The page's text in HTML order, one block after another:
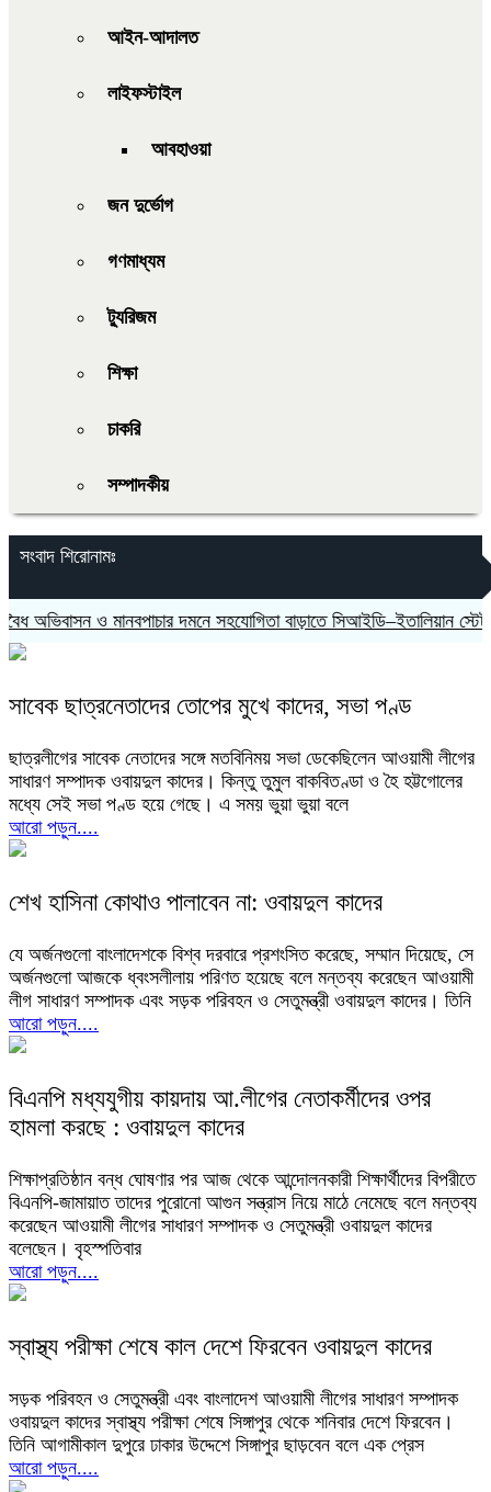
আইন-আদালত
লাইফস্টাইল
আবহাওয়া
জন দুর্ভোগ
গণমাধ্যম
ট্যুরিজম
শিক্ষা
চাকরি
সম্পাদকীয়
সংবাদ শিরোনামঃ
ও মানবপাচার দমনে সহযোগিতা বাড়াতে সিআইডি–ইতালিয়ান স্টেট
সাবেক ছাত্রনেতাদের তোপের মুখে কাদের, সভা পণ্ড
ছাত্রলীগের সাবেক নেতাদের সঙ্গে মতবিনিময় সভা ডেকেছিলেন আওয়ামী লীগের
সাধারণ সম্পাদক ওবায়দুল কাদের। কিন্তু তুমুল বাকবিতণ্ডা ও হৈ হট্টগোলের
মধ্যে সেই সভা পণ্ড হয়ে গেছে। এ সময় ভুয়া ভুয়া বলে
আরো পড়ুন....
শেখ হাসিনা কোথাও পালাবেন না: ওবায়দুল কাদের
যে অর্জনগুলো বাংলাদেশকে বিশ্ব দরবারে প্রশংসিত করেছে, সম্মান দিয়েছে, সে
অর্জনগুলো আজকে ধ্বংসলীলায় পরিণত হয়েছে বলে মন্তব্য করেছেন আওয়ামী
লীগ সাধারণ সম্পাদক এবং সড়ক পরিবহন ও সেতুমন্ত্রী ওবায়দুল কাদের। তিনি
আরো পড়ুন....
বিএনপি মধ্যযুগীয় কায়দায় আ.লীগের নেতাকর্মীদের ওপর
হামলা করছে : ওবায়দুল কাদের
শিক্ষাপ্রতিষ্ঠান বন্ধ ঘোষণার পর আজ থেকে আন্দোলনকারী শিক্ষার্থীদের বিপরীতে
বিএনপি-জামায়াত তাদের পুরোনো আগুন সন্ত্রাস নিয়ে মাঠে নেমেছে বলে মন্তব্য
করেছেন আওয়ামী লীগের সাধারণ সম্পাদক ও সেতুমন্ত্রী ওবায়দুল কাদের
বলেছেন। বৃহস্পতিবার
আরো পড়ুন....
স্বাস্থ্য পরীক্ষা শেষে কাল দেশে ফিরবেন ওবায়দুল কাদের
সড়ক পরিবহন ও সেতুমন্ত্রী এবং বাংলাদেশ আওয়ামী লীগের সাধারণ সম্পাদক
ওবায়দুল কাদের স্বাস্থ্য পরীক্ষা শেষে সিঙ্গাপুর থেকে শনিবার দেশে ফিরবেন।
তিনি আগামীকাল দুপুরে ঢাকার উদ্দেশে সিঙ্গাপুর ছাড়বেন বলে এক প্রেস
আরো পড়ুন....